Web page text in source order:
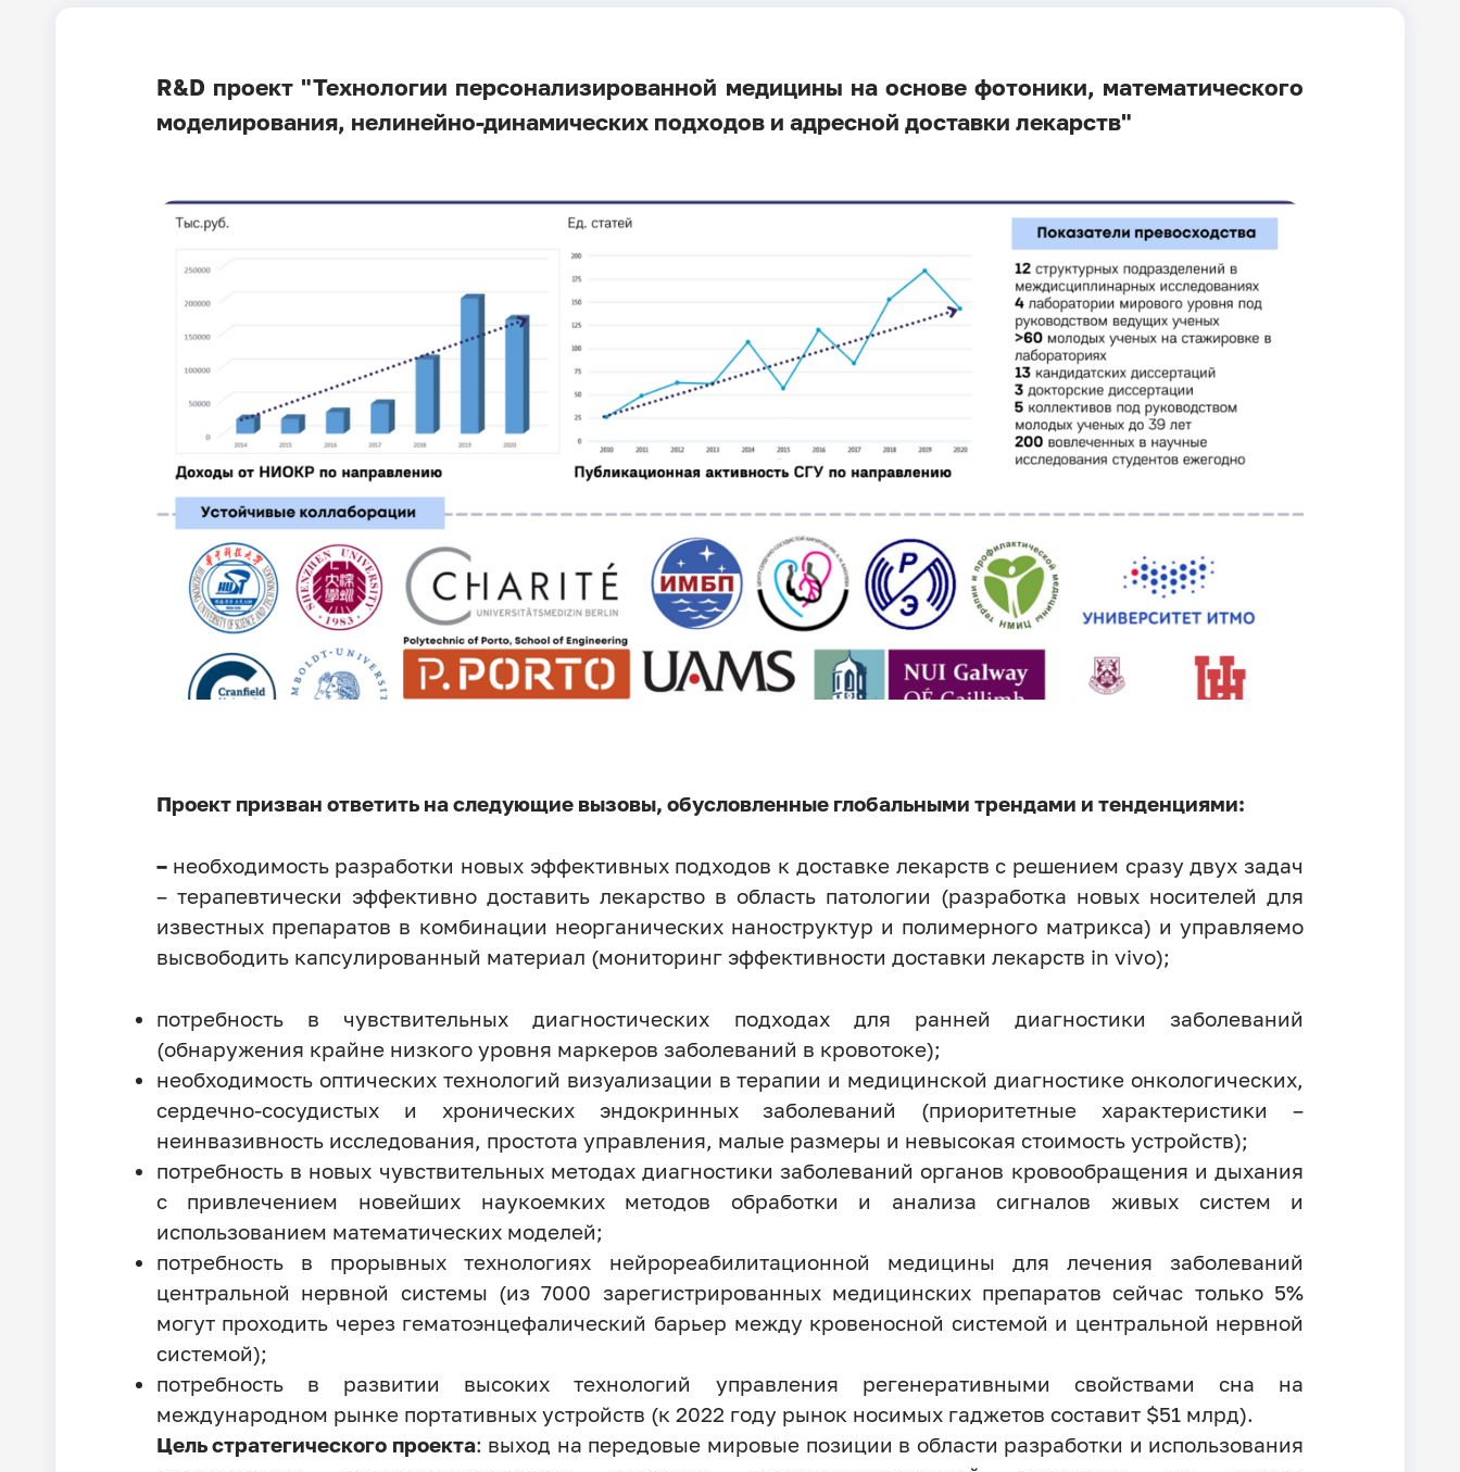
R&D проект "Технологии персонализированной медицины на основе фотоники, математического
моделирования, нелинейно-динамических подходов и адресной доставки лекарств"
Проект призван ответить на следующие вызовы, обусловленные глобальными трендами и тенденциями:
– необходимость разработки новых эффективных подходов к доставке лекарств с решением сразу двух задач
– терапевтически эффективно доставить лекарство в область патологии (разработка новых носителей для
известных препаратов в комбинации неорганических наноструктур и полимерного матрикса) и управляемо
высвободить капсулированный материал (мониторинг эффективности доставки лекарств in vivo);
потребность в чувствительных диагностических подходах для ранней диагностики заболеваний
(обнаружения крайне низкого уровня маркеров заболеваний в кровотоке);
необходимость оптических технологий визуализации в терапии и медицинской диагностике онкологических,
сердечно-сосудистых и хронических эндокринных заболеваний (приоритетные характеристики –
неинвазивность исследования, простота управления, малые размеры и невысокая стоимость устройств);
потребность в новых чувствительных методах диагностики заболеваний органов кровообращения и дыхания
с привлечением новейших наукоемких методов обработки и анализа сигналов живых систем и
использованием математических моделей;
потребность в прорывных технологиях нейрореабилитационной медицины для лечения заболеваний
центральной нервной системы (из 7000 зарегистрированных медицинских препаратов сейчас только 5%
могут проходить через гематоэнцефалический барьер между кровеносной системой и центральной нервной
системой);
потребность в развитии высоких технологий управления регенеративными свойствами сна на
международном рынке портативных устройств (к 2022 году рынок носимых гаджетов составит $51 млрд).
Цель стратегического проекта: выход на передовые мировые позиции в области разработки и использования